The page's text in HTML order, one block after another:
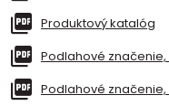
Produktový katalóg
Podlahové značenie,
Podlahové značenie,